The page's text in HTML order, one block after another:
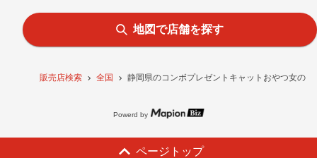
販売店検索 全国 静岡県のコンボプレゼントキャットおやつ女の
地図で店舗を探す
Powerd by
ページトップ